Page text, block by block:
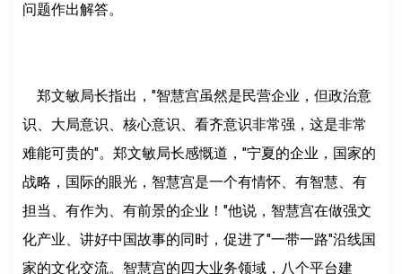
问题作出解答。
郑文敏局长指出，"智慧宫虽然是民营企业，但政治意
识、大局意识、核心意识、看齐意识非常强，这是非常
难能可贵的"。郑文敏局长感慨道，"宁夏的企业，国家的
战略，国际的眼光，智慧宫是一个有情怀、有智慧、有
担当、有作为、有前景的企业！"他说，智慧宫在做强文
化产业、讲好中国故事的同时，促进了"一带一路"沿线国
家的文化交流。智慧宫的四大业务领域，八个平台建